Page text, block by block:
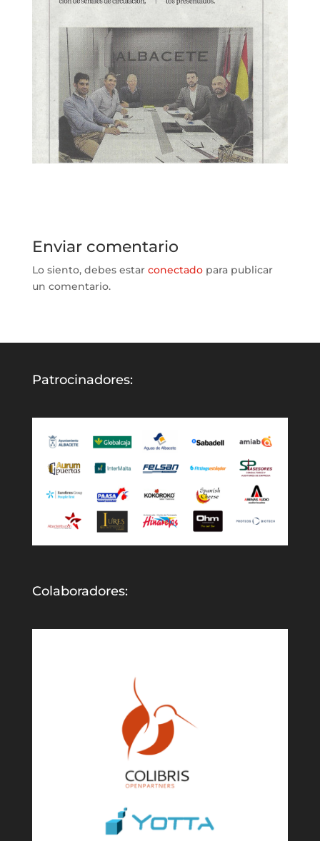
Enviar comentario
Lo siento, debes estar conectadopara publicar
un comentario.
Patrocinadores:
Colaboradores: